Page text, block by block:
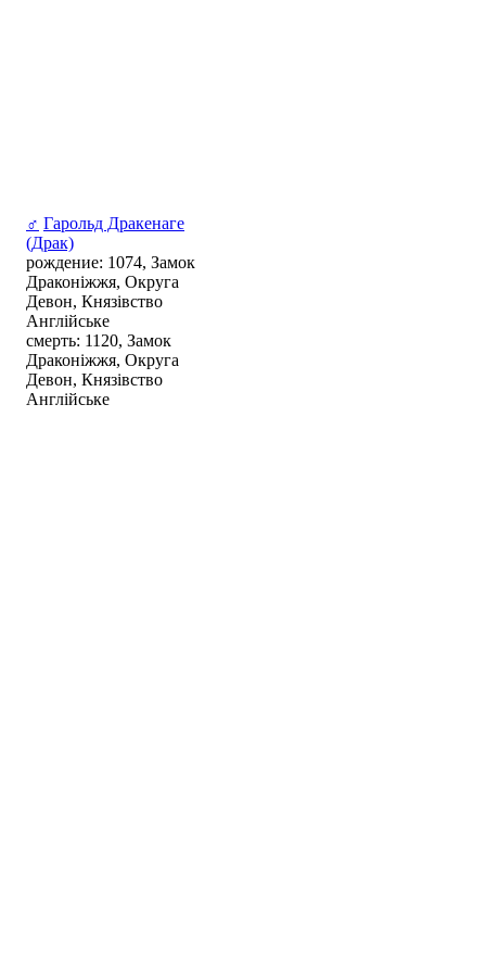
♂ Гарольд Дракенаге
(Драк)
рождение: 1074, Замок
Драконіжжя, Округа
Девон, Князівство
Англійське
смерть: 1120, Замок
Драконіжжя, Округа
Девон, Князівство
Англійське